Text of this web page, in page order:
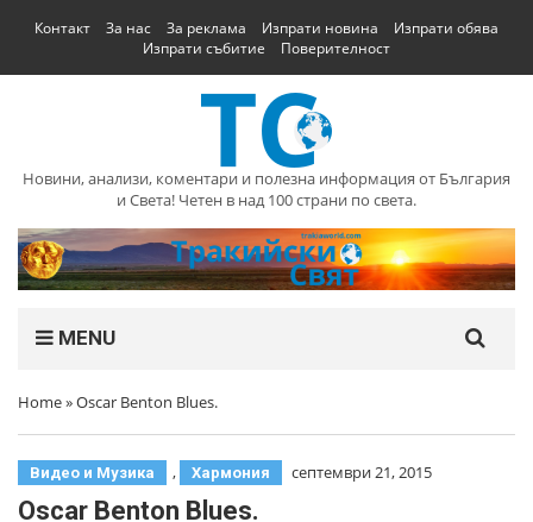
Контакт За нас За реклама Изпрати новина
Изпрати обява
Изпрати събитие
Поверителност
Новини, анализи, коментари и полезна информация от България
и Света! Четен в над 100 страни по света.
MENU
Home»Oscar Benton Blues.
Видео и Музика , Хармония септември 21, 2015
Oscar Benton Blues.